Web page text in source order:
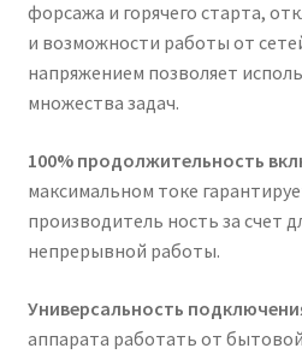
форсажа и горячего старта,
и возможности работы от
напряжением позволяет
множества задач.
100% продолжительность
максимальном токе
производитель ность за счет
непрерывной работы.
Универсальность
аппарата работать от